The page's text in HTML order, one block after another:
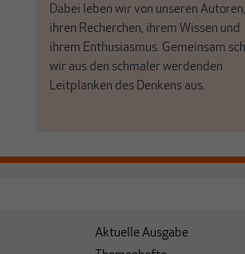
Dabei leben wir von unseren Autoren,
ihren Recherchen, ihrem Wissen und
ihrem Enthusiasmus. Gemeinsam
wir aus den schmaler werdenden
Leitplanken des Denkens aus.
Aktuelle Ausgabe